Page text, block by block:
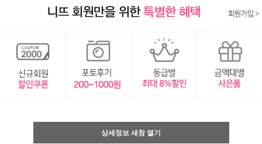
상세정보 새창 열기